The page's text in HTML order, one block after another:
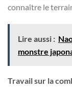
connaître le
Lire aussi :
monstre
Travail sur la